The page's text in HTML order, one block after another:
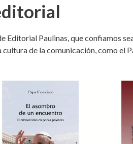
Paulinas, que confiamos
de la comunicación, como el